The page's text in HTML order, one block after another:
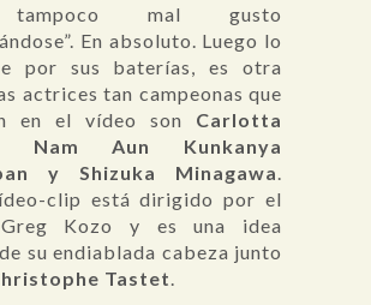
mal gusto
En absoluto. Luego lo
por sus baterías, es otra
actrices tan campeonas que
en el vídeo son Carlotta
Nam Aun Kunkanya
y Shizuka Minagawa
clip está dirigido por el
Kozo y es una idea
su endiablada cabeza junto
Tastet